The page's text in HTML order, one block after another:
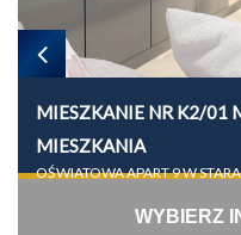
MIESZKANIE NR K2/01
MIESZKANIA
OŚWIATOWA APART 9 W
WYBIERZ